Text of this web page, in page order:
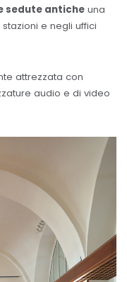
sedute antiche una
e negli uffici
attrezzata con
audio e di video